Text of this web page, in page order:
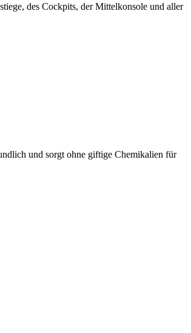
des Cockpits, der Mittelkonsole und aller
und sorgt ohne giftige Chemikalien für